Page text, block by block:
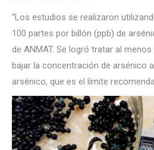
“Los estudios se realizaron
100 partes por billón (ppb) de
de ANMAT. Se logró tratar al
bajar la concentración de arsénico
arsénico, que es el límite